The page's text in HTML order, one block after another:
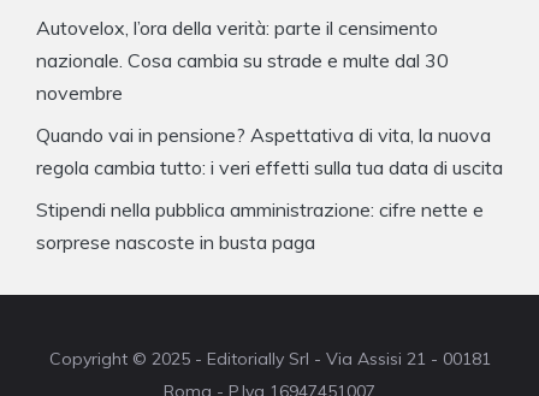
Autovelox, l’ora della verità: parte il censimento
nazionale. Cosa cambia su strade e multe dal 30
novembre
Quando vai in pensione? Aspettativa di vita, la nuova
regola cambia tutto: i veri effetti sulla tua data di uscita
Stipendi nella pubblica amministrazione: cifre nette e
sorprese nascoste in busta paga
Copyright © 2025 - Editorially Srl - Via Assisi 21 - 00181